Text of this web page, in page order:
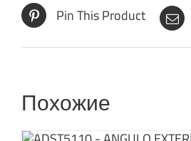
Pin This Product
Похожие